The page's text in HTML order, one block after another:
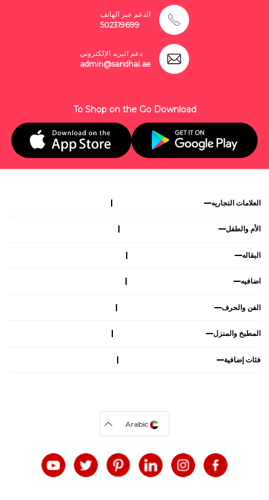
الدعم عبر الهاتف
502319699
دعم البريد الإلكتروني
admin@sandhai.ae
To Shop on the Go Download
العلامات التجاريه
الأم والطفل
البقاله
اضافيه
الفن والحرف
المطبخ والمنزل
فئات إضافية
Arabic